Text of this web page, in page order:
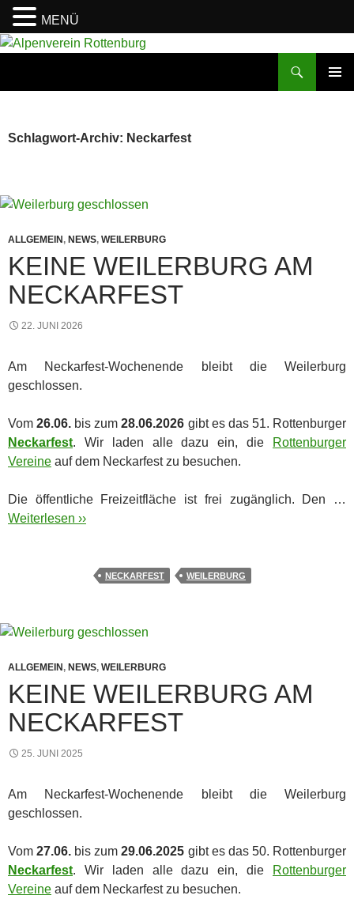
Zum
Schlagwort-Archiv: Neckarfest
ALLGEMEIN, NEWS, WEILERBURG
KEINE WEILERBURG AM
NECKARFEST
22. JUNI 2026
Am Neckarfest-Wochenende bleibt die Weilerburg
geschlossen.
Vom26.06. bis zum28.06.2026 gibt es das 51. Rottenburger
Neckarfest. Wir laden alle dazu ein, die
Rottenburger
Vereine auf dem Neckarfest zu besuchen.
Die öffentliche Freizeitfläche ist frei zugänglich. Den …
Weiterlesen ››
NECKARFEST WEILERBURG
ALLGEMEIN, NEWS, WEILERBURG
KEINE WEILERBURG AM
NECKARFEST
25. JUNI 2025
Am Neckarfest-Wochenende bleibt die Weilerburg
geschlossen.
Vom27.06. bis zum29.06.2025 gibt es das 50. Rottenburger
Neckarfest. Wir laden alle dazu ein, die
Rottenburger
Vereine auf dem Neckarfest zu besuchen.
MENÜ